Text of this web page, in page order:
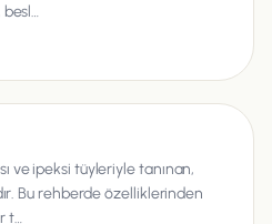
besl…
ve ipeksi tüyleriyle tanınan,
Bu rehberde özelliklerinden
t…